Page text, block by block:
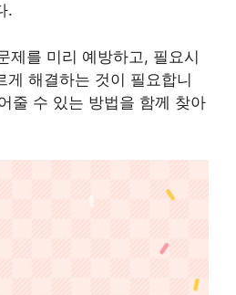
.
제를 미리 예방하고, 필요시
게 해결하는 것이 필요합니
줄 수 있는 방법을 함께 찾아